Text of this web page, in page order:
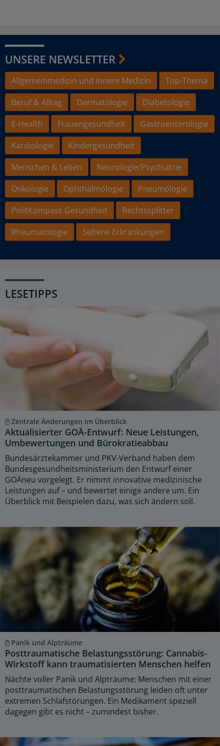
UNSERE NEWSLETTER
Allgemeinmedizin und Innere Medizin
Top-Thema
Beruf & Alltag
Dermatologie
Diabetologie
E-Health
Frauengesundheit
Gastroenterologie
Kardiologie
Kindergesundheit
Menschen & Leben
Neurologie/Psychiatrie
Onkologie
Ophthalmologie
Pneumologie
PolitKompass Gesundheit
Rechtssplitter
Rheumatologie
Seltene Erkrankungen
LESETIPPS
Zentrale Änderungen im Überblick
Aktualisierter GOÄ-Entwurf: Neue Leistungen,
Umbewertungen und Bürokratieabbau
Bundesärztekammer und PKV-Verband haben dem
Bundesgesundheitsministerium den Entwurf einer
GOÄneu vorgelegt. Er nimmt innovative medizinische
Leistungen auf – und bewertet einige andere um. Ein
Überblick mit Beispielen dazu, was sich ändern soll.
Panik und Alpträume
Posttraumatische Belastungsstörung: Cannabis-
Wirkstoff kann traumatisierten Menschen helfen
Nächte voller Panik und Alpträume: Menschen mit einer
posttraumatischen Belastungsstörung leiden oft unter
extremen Schlafstörungen. Ein Medikament speziell
dagegen gibt es nicht – zumindest bisher.